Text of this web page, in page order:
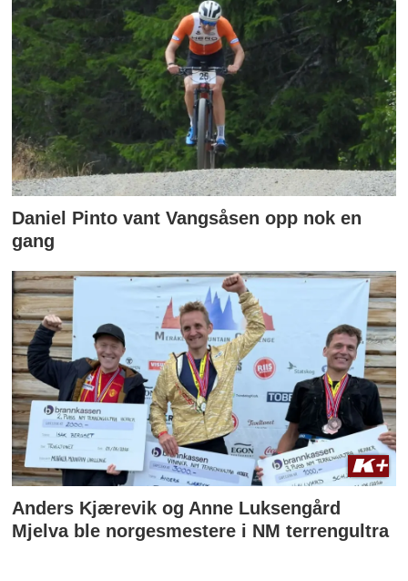
Daniel Pinto vant Vangsåsen opp nok en
gang
Anders Kjærevik og Anne Luksengård
Mjelva ble norgesmestere i NM terrengultra